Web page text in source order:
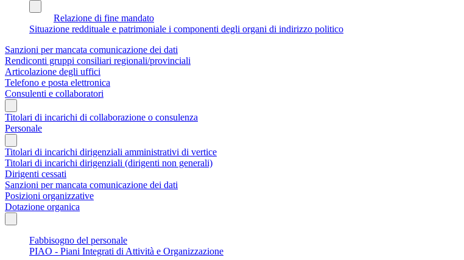
Relazione di fine mandato
Situazione reddituale e patrimoniale i componenti degli organi di indirizzo politico
Sanzioni per mancata comunicazione dei dati
Rendiconti gruppi consiliari regionali/provinciali
Articolazione degli uffici
Telefono e posta elettronica
Consulenti e collaboratori
Titolari di incarichi di collaborazione o consulenza
Personale
Titolari di incarichi dirigenziali amministrativi di vertice
Titolari di incarichi dirigenziali (dirigenti non generali)
Dirigenti cessati
Sanzioni per mancata comunicazione dei dati
Posizioni organizzative
Dotazione organica
Fabbisogno del personale
PIAO - Piani Integrati di Attività e Organizzazione